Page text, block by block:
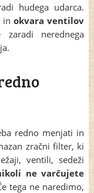
hudega udarca.
inokvara ventilov
zaradi nerednega
redno menjati in
zračni filter, ki
ventili, sedeži
ne varčujete
tega ne naredimo,